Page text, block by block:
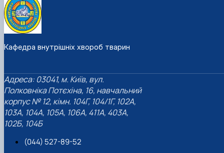
Кафедра внутрішніх хвороб тварин
Адреса: 03041, м. Київ, вул.
Полковніка Потєхіна, 16, навчальний
корпус № 12, кімн. 104Г, 104/1Г, 102А,
103А, 104А, 105А, 106А, 411А, 403А,
102Б, 104Б
(044) 527-89-52